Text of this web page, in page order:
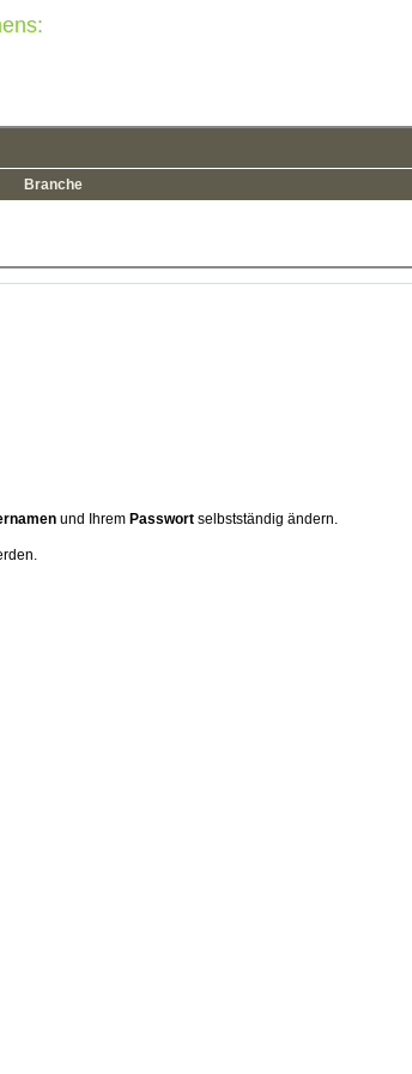
Branche
und Ihrem Passwort selbstständig ändern.